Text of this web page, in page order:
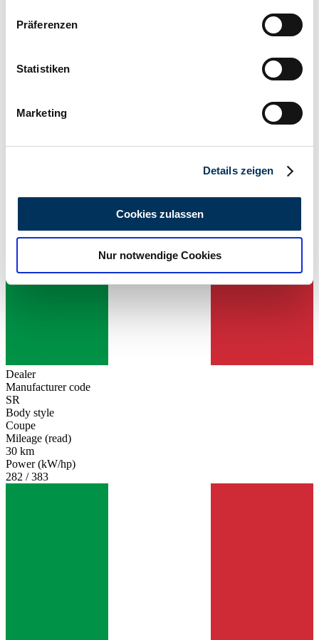
Informationen über Ihre geografische Lage
können
bestimmten Merkmalen (Fingerprinting) identifizieren
Erfahren Sie mehr darüber, wie Ihre persönlichen Daten
analysieren. Außerdem geben wir Informationen zu Ihrer
Verwendung unserer Website an unsere Partner für
soziale Medien, Werbung und Analysen weiter. Unsere
Präferenzen
Statistiken
Marketing
Details zeigen
Cookies zulassen
Nur notwendige Cookies
1999 | Chrysler Viper GTS
Dealer
Manufacturer code
SR
Body style
Coupe
Mileage (read)
30 km
Power (kW/hp)
282 / 383